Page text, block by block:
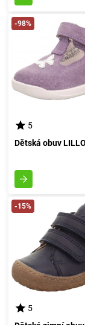
-98%
5
-15%
5